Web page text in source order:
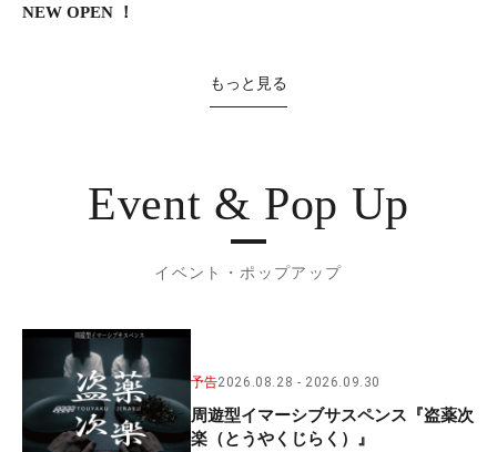
NEW OPEN ！
もっと見る
Event & Pop Up
イベント・ポップアップ
予告2026.08.28 2026.09.30
周遊型イマーシブサスペンス『盗薬次
楽（とうやくじらく）』